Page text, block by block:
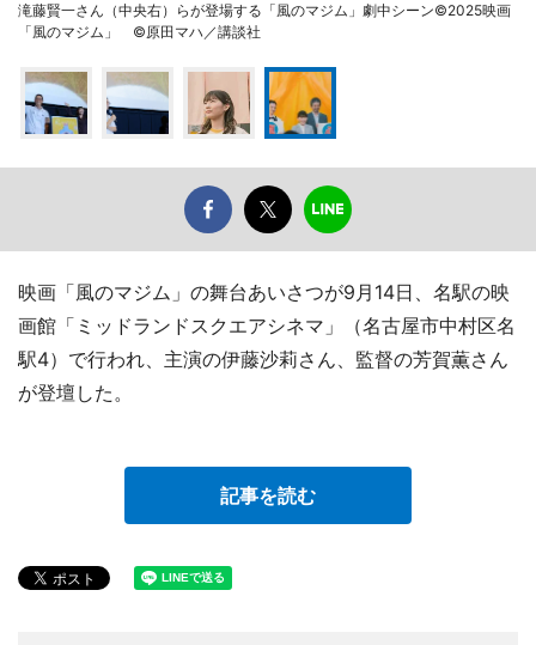
滝藤賢一さん（中央右）らが登場する「風のマジム」劇中シーン©2025映画
「風のマジム」 ©原田マハ／講談社
映画「風のマジム」の舞台あいさつが9月14日、名駅の映
画館「ミッドランドスクエアシネマ」（名古屋市中村区名
駅4）で行われ、主演の伊藤沙莉さん、監督の芳賀薫さん
が登壇した。
記事を読む